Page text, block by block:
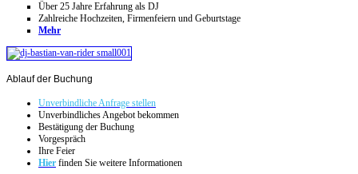
Über 25 Jahre Erfahrung als DJ
Zahlreiche Hochzeiten, Firmenfeiern und Geburtstage
Mehr
Ablaufder Buchung
Unverbindliche Anfrage stellen
Unverbindliches Angebot bekommen
Bestätigung der Buchung
Vorgespräch
Ihre Feier
Hier finden Sie weitere Informationen